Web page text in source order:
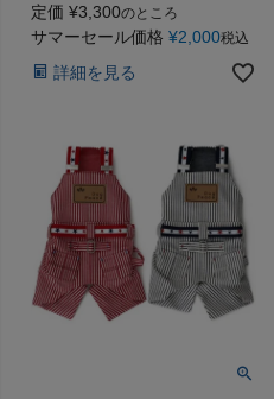
定価 ¥3,300のところ
サマーセール価格 ¥2,000税込
詳細を見る